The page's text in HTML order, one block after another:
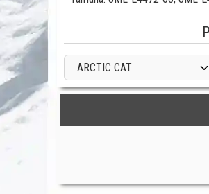
ARCTIC CAT